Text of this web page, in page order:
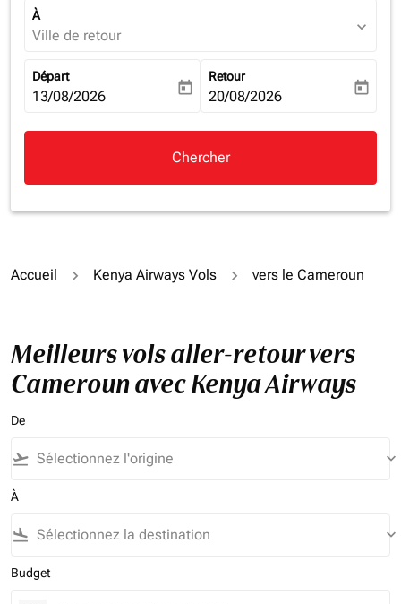
À
Ville de retour expand_more
Départ
fc-booking-departure-date-aria-label
13/08/2026 today
Retour
fc-booking-return-date-aria-
20/08/2026 today
Chercher
Accueil Kenya Airways Vols vers le Cameroun
Meilleurs vols aller-retour vers
Cameroun avec Kenya Airways
De
flight_takeoff keyboard_arrow_down
À
flight_land keyboard_arrow_down
Budget